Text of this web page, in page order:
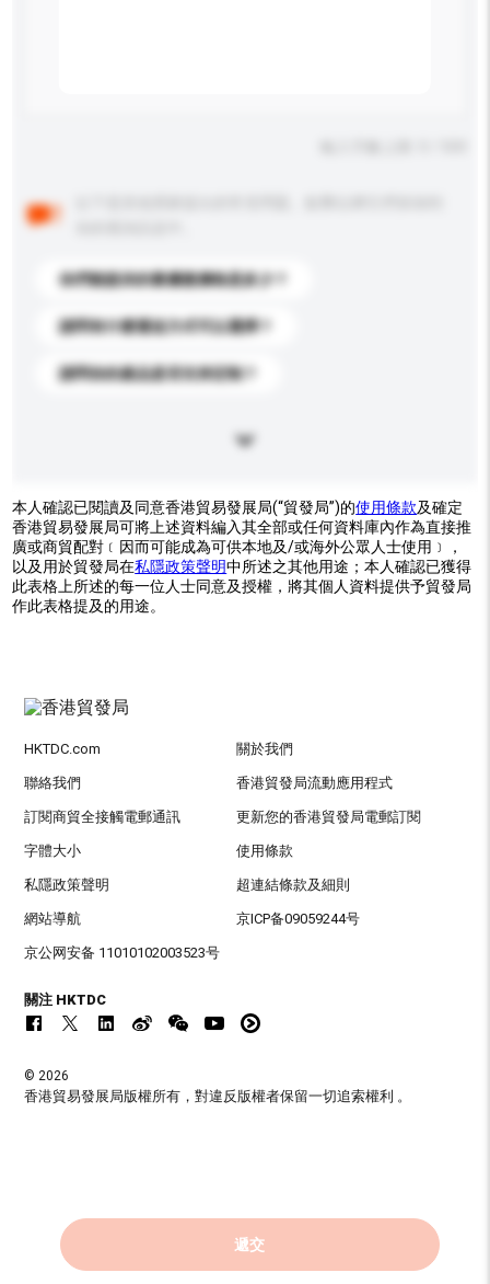
你們能提供的最優惠價格是多少？
請問有什麼運送方式可以選擇？
請問你的產品是否支持定制？
本人確認已閱讀及同意香港貿易發展局(“貿發局”)的使用條款及確定
香港貿易發展局可將上述資料編入其全部或任何資料庫內作為直接推
廣或商貿配對﹝因而可能成為可供本地及/或海外公眾人士使用﹞，
以及用於貿發局在私隱政策聲明中所述之其他用途；本人確認已獲得
此表格上所述的每一位人士同意及授權，將其個人資料提供予貿發局
作此表格提及的用途。
遞交
HKTDC.com 關於我們
聯絡我們 香港貿發局流動應用程式
訂閱商貿全接觸電郵通訊 更新您的香港貿發局電郵訂閱
字體大小 使用條款
私隱政策聲明 超連結條款及細則
網站導航 京ICP备09059244号
京公网安备 11010102003523号
關注 HKTDC
© 2026
香港貿易發展局版權所有，對違反版權者保留一切追索權利 。